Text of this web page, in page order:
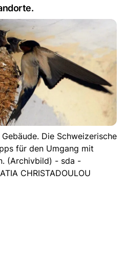
Die Schweizerische
für den Umgang mit
(Archivbild) - sda -
CHRISTADOULOU